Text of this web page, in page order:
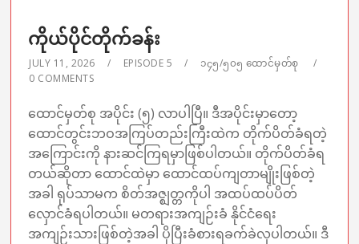
ကိုယ်ပိုင်တိုက်ခန်း
JULY 11, 2026 EPISODE 5
၁၄၅/၅၀၅ ထောင်မှတ်စု
0 COMMENTS
ထောင်မှတ်စု အပိုင်း (၅) လာပါပြီ။ ဒီအပိုင်းမှာတော့
ထောင်တွင်းဘဝအကြပ်တည်းကြီးထဲက တိုက်ပိတ်ခံရတဲ့
အကြောင်းကို နားဆင်ကြရမှာဖြစ်ပါတယ်။ တိုက်ပိတ်ခံရ
တယ်ဆိုတာ ထောင်ထဲမှာ ထောင်ထပ်ကျတာမျိုးဖြစ်တဲ့
အခါ ရုပ်သာမက စိတ်အဇ္ဈတ္တကိုပါ အထပ်ထပ်ပိတ်
လှောင်ခံရပါတယ်။ မတရားအကျဉ်းခံ နိုင်ငံရေး
အကျဉ်းသားဖြစ်တဲ့အခါ ပိုပြီးခံစားရခက်ခဲလှပါတယ်။ ဒီ